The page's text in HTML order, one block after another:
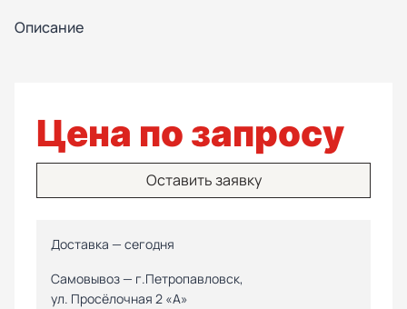
Описание
Цена по запросу
Оставить заявку
Доставка — сегодня
Самовывоз — г.Петропавловск,
ул. Просёлочная 2 «А»